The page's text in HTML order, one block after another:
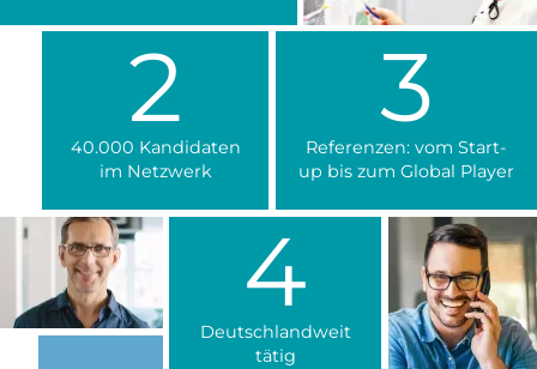
2
40.000 Kandidaten
im Netzwerk
3
Referenzen: vom Start-
up bis zum Global Player
4
Deutschlandweit
tätig